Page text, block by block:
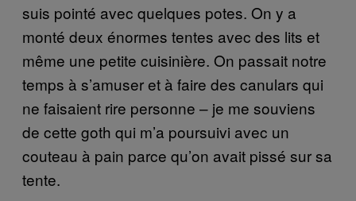
suis pointé avec quelques potes. On y a
monté deux énormes tentes avec des lits et
même une petite cuisinière. On passait notre
temps à s’amuser et à faire des canulars qui
ne faisaient rire personne – je me souviens
de cette goth qui m’a poursuivi avec un
couteau à pain parce qu’on avait pissé sur sa
tente.